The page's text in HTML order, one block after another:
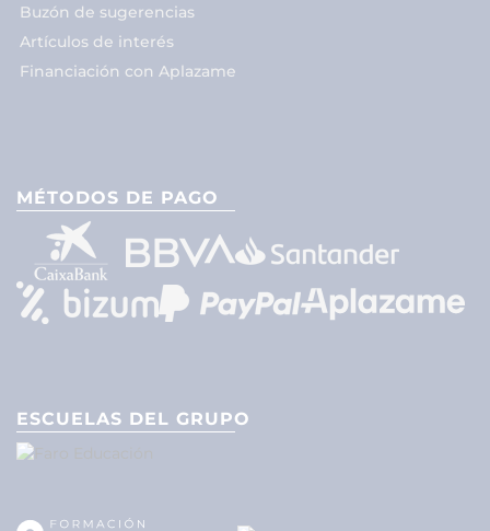
Buzón de sugerencias
Artículos de interés
Financiación con Aplazame
MÉTODOS DE PAGO
ESCUELAS DEL GRUPO